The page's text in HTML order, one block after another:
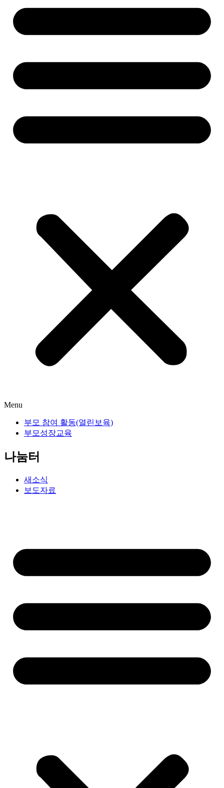
Menu
부모 참여 활동(열린보육)
부모성장교육
나눔터
새소식
보도자료